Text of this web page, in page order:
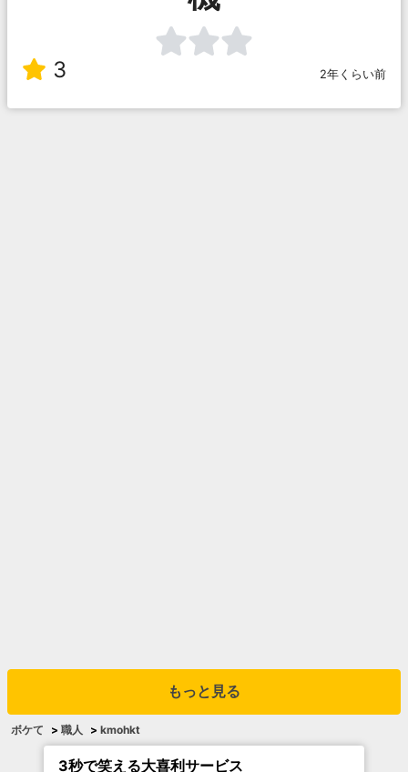
3 2年くらい前
もっと見る
ボケて > 職人 > kmohkt
3秒で笑える大喜利サービス